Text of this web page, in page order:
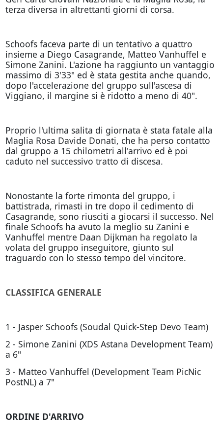
terza diversa in altrettanti giorni di corsa.
Schoofs faceva parte di un tentativo a quattro
insieme a Diego Casagrande, Matteo Vanhuffel e
Simone Zanini. L'azione ha raggiunto un vantaggio
massimo di 3'33" ed è stata gestita anche quando,
dopo l'accelerazione del gruppo sull'ascesa di
Viggiano, il margine si è ridotto a meno di 40".
Proprio l'ultima salita di giornata è stata fatale alla
Maglia Rosa Davide Donati, che ha perso contatto
dal gruppo a 15 chilometri all'arrivo ed è poi
caduto nel successivo tratto di discesa.
Nonostante la forte rimonta del gruppo, i
battistrada, rimasti in tre dopo il cedimento di
Casagrande, sono riusciti a giocarsi il successo. Nel
finale Schoofs ha avuto la meglio su Zanini e
Vanhuffel mentre Daan Dijkman ha regolato la
volata del gruppo inseguitore, giunto sul
traguardo con lo stesso tempo del vincitore.
CLASSIFICA GENERALE
1 - Jasper Schoofs (Soudal Quick-Step Devo Team)
2 - Simone Zanini (XDS Astana Development Team)
a 6"
3 - Matteo Vanhuffel (Development Team PicNic
PostNL) a 7"
ORDINE D'ARRIVO